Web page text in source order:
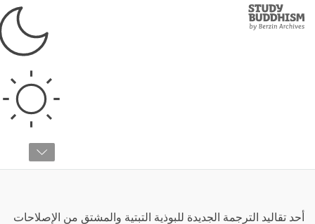
Study
Buddhism
أحد تقاليد الترجمة الجديدة للبوذية التبتية والمشتق من الإصلاحات